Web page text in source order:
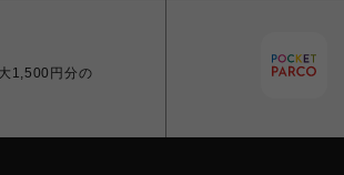
1,500円分の